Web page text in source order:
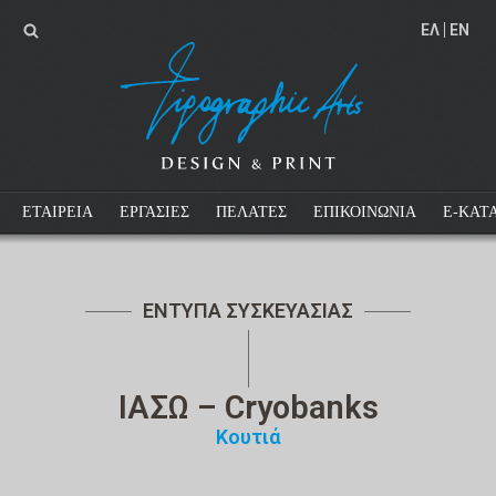
EΛ EN
ΕΤΑΙΡΕΙΑ ΕΡΓΑΣΙΕΣ ΠΕΛΑΤΕΣ ΕΠΙΚΟΙΝΩΝΙΑ E-
ΕΝΤΥΠΑ ΣΥΣΚΕΥΑΣΙΑΣ
ΙΑΣΩ – Cryobanks
Κουτιά